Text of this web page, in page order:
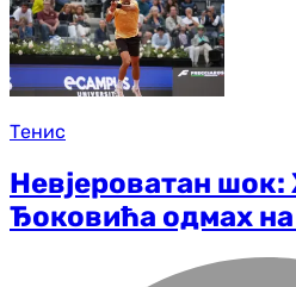
Тенис
Невјероватан шок:
Ђоковића одмах на